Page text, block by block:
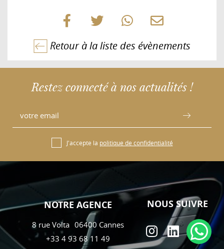
Retour à la liste des évènements
Restez connecté à nos actualités !
J'accepte la politique de confidentialité
NOTRE AGENCE
8 rue Volta 06400 Cannes
+33 4 93 68 11 49
NOUS SUIVRE